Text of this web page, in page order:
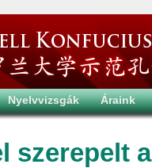
Nyelvvizsgák Áraink
szerepelt